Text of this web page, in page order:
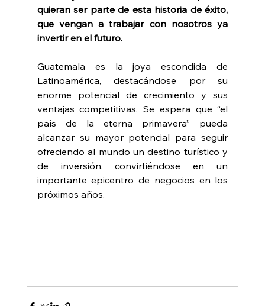
quieran ser parte de esta historia de éxito,
que vengan a trabajar con nosotros ya
invertir en el futuro.
Guatemala es la joya escondida de
Latinoamérica, destacándose por su
enorme potencial de crecimiento y sus
ventajas competitivas. Se espera que “el
país de la eterna primavera” pueda
alcanzar su mayor potencial para seguir
ofreciendo al mundo un destino turístico y
de inversión, convirtiéndose en un
importante epicentro de negocios en los
próximos años.